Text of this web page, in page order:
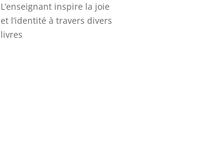
L’enseignant inspire la joie
et l’identité à travers divers
livres